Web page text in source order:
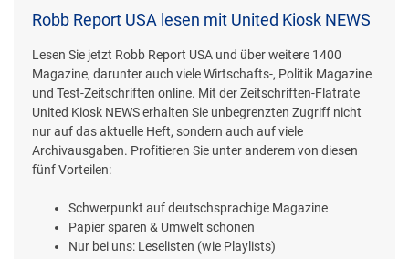
Robb Report USA lesen mit United Kiosk NEWS
Lesen Sie jetzt Robb Report USA und über weitere 1400
Magazine, darunter auch viele Wirtschafts-, Politik Magazine
und Test-Zeitschriften online. Mit der Zeitschriften-Flatrate
United Kiosk NEWS erhalten Sie unbegrenzten Zugriff nicht
nur auf das aktuelle Heft, sondern auch auf viele
Archivausgaben. Profitieren Sie unter anderem von diesen
fünf Vorteilen:
Schwerpunkt auf deutschsprachige Magazine
Papier sparen & Umwelt schonen
Nur bei uns: Leselisten (wie Playlists)